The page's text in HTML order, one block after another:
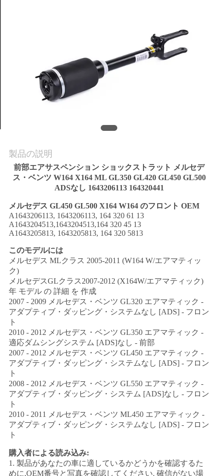
さ
い
地
図
PRIVACY
POLICY
製品の説明
前部エアサスペンション ショックストラット メルセデ
ス・ベンツ W164 X164 ML GL350 GL420 GL450 GL500
ADSなし 1643206113 164320441
メルセデス GL450 GL500 X164 W164 のフロント OEM
A1643206113, 1643206113, 164 320 61 13
A1643204513,1643204513,164 320 45 13
A1643205813, 1643205813, 164 320 5813
このモデルには
メルセデス MLクラス 2005-2011 (W164 W/エアマティッ
ク)
メルセデスGLクラス2007-2012 (X164W/エアマティック)
年 モデル の 詳細 を 作成
2007 - 2009 メルセデス・ベンツ GL320 エアマティック -
アダプティブ・ダッピング・システムなし [ADS] - フロン
ト
2010 - 2012 メルセデス・ベンツ GL350 エアマティック -
適応ダムシングシステム [ADS]なし - 前部
2007 - 2012 メルセデス・ベンツ GL450 エアマティック -
アダプティブ・ダッピング・システムなし [ADS] - フロン
ト
2008 - 2012 メルセデス・ベンツ GL550 エアマティック -
アダプティブ・ダッピング・システム [ADS]なし - フロン
ト
2010 - 2011 メルセデス・ベンツ ML450 エアマティック -
アダプティブ・ダッピング・システムなし [ADS] - フロン
ト
購入者による読み込み:
1. 製品があなたの車に適しているかどうかを確認するた
めに,OEM番号と写真を確認してください. 確信がない場